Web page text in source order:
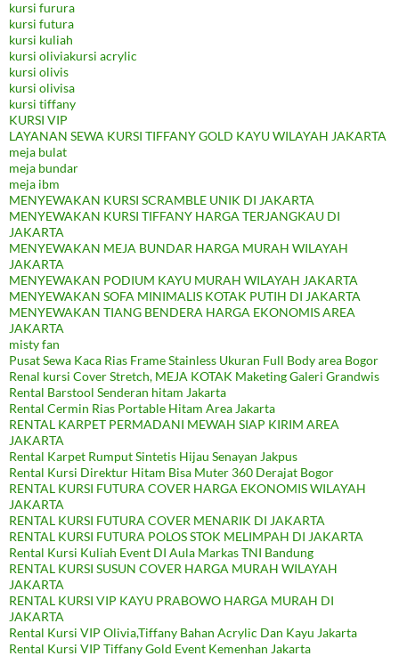
kursi furura
kursi futura
kursi kuliah
kursi oliviakursi acrylic
kursi olivis
kursi olivisa
kursi tiffany
KURSI VIP
LAYANAN SEWA KURSI TIFFANY GOLD KAYU WILAYAH JAKARTA
meja bulat
meja bundar
meja ibm
MENYEWAKAN KURSI SCRAMBLE UNIK DI JAKARTA
MENYEWAKAN KURSI TIFFANY HARGA TERJANGKAU DI
JAKARTA
MENYEWAKAN MEJA BUNDAR HARGA MURAH WILAYAH
JAKARTA
MENYEWAKAN PODIUM KAYU MURAH WILAYAH JAKARTA
MENYEWAKAN SOFA MINIMALIS KOTAK PUTIH DI JAKARTA
MENYEWAKAN TIANG BENDERA HARGA EKONOMIS AREA
JAKARTA
misty fan
Pusat Sewa Kaca Rias Frame Stainless Ukuran Full Body area Bogor
Renal kursi Cover Stretch, MEJA KOTAK Maketing Galeri Grandwis
Rental Barstool Senderan hitam Jakarta
Rental Cermin Rias Portable Hitam Area Jakarta
RENTAL KARPET PERMADANI MEWAH SIAP KIRIM AREA
JAKARTA
Rental Karpet Rumput Sintetis Hijau Senayan Jakpus
Rental Kursi Direktur Hitam Bisa Muter 360 Derajat Bogor
RENTAL KURSI FUTURA COVER HARGA EKONOMIS WILAYAH
JAKARTA
RENTAL KURSI FUTURA COVER MENARIK DI JAKARTA
RENTAL KURSI FUTURA POLOS STOK MELIMPAH DI JAKARTA
Rental Kursi Kuliah Event DI Aula Markas TNI Bandung
RENTAL KURSI SUSUN COVER HARGA MURAH WILAYAH
JAKARTA
RENTAL KURSI VIP KAYU PRABOWO HARGA MURAH DI
JAKARTA
Rental Kursi VIP Olivia,Tiffany Bahan Acrylic Dan Kayu Jakarta
Rental Kursi VIP Tiffany Gold Event Kemenhan Jakarta